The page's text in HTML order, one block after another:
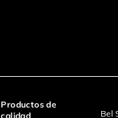
Productos de
calidad
Bel